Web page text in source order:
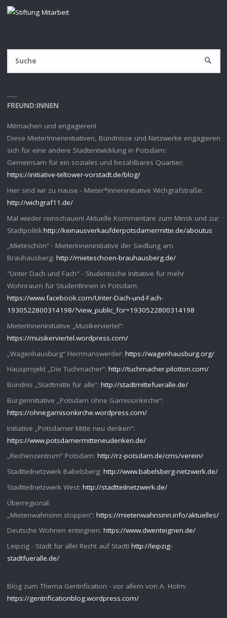
SUCHE
FREUND:INNEN
Mitmachen und engagieren!
Diese MieterInneninitiativen, Bündnisse und Netzwerke engagieren
sich für eine andere Stadtentwicklung in Potsdam:
Gemeinsam für ein soziales und bezahlbares Quartier:
https://initiative-teltower-vorstadt.de/blog/
Hier sind wir zu Hause - Mieter*inneninitiative Wichgrafstraße:
http://wichgraf11.de/
Mal wieder reinschauen! Aktuelle Kommentare zum Minsk und zur
Stadtpolitik:http://keinausverkaufderpotsdamermitte.de/aboutus
„Mieteschön“ - MieterInneninitiative der Siedlung am
Brauhausberg: http://mieteschoen-brauhausberg.de/
"Unter Dach und Fach" - Studentische Initiative für mehr
Wohnraum für StudentInnen in Potsdam:
https://www.facebook.com/Unter-Dach-und-Fach-
1930522800314198/?view_public_for=1930522800314198
MieterInneninitiative „Musikerviertel“:
https://musikerviertel.wordpress.com/
„Wagenhausburg“ Herrmanswerder: https://wagenhausburg.org/
Hausprojekt „Die Tuchmacher“: http://tuchmacher.pilotton.com/
Bündnis „Stadtmitte für alle“: http://stadtmittefueralle.de/
Bürgerinitiative „Potsdam ohne Garnisionkirche“:
https://ohnegarnisonkirche.wordpress.com/
Initiative „Potsdamer Mitte neu denken“:
https://www.potsdamermitteneudenken.de/
„Rechenzentrum“ Potsdam: http://rz-potsdam.de/cms/verein/
Stadtteilnetzwerk Babelsberg: http://www.babelsberg-netzwerk.de/
Stadtteilnetzwerk West: http://stadtteilnetzwerk.de/
Überregional:
„Mietenwahnsinn stoppen“: https://mietenwahnsinn.info/aktuelles/
Deutsche Wohnen enteignen: https://www.dwenteignen.de/
Leipzig - Stadt für alle! Recht auf Stadt! http://leipzig-
stadtfueralle.de/
Blog zum Thema Gentrification - vor allem von A. Holm:
https://gentrificationblog.wordpress.com/